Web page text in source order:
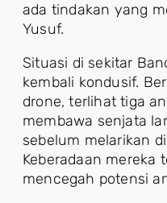
ada tindakan yang
Yusuf.
Situasi di sekitar
kembali kondusif.
drone, terlihat tiga
membawa senjata
sebelum melarikan
Keberadaan mereka
mencegah potensi